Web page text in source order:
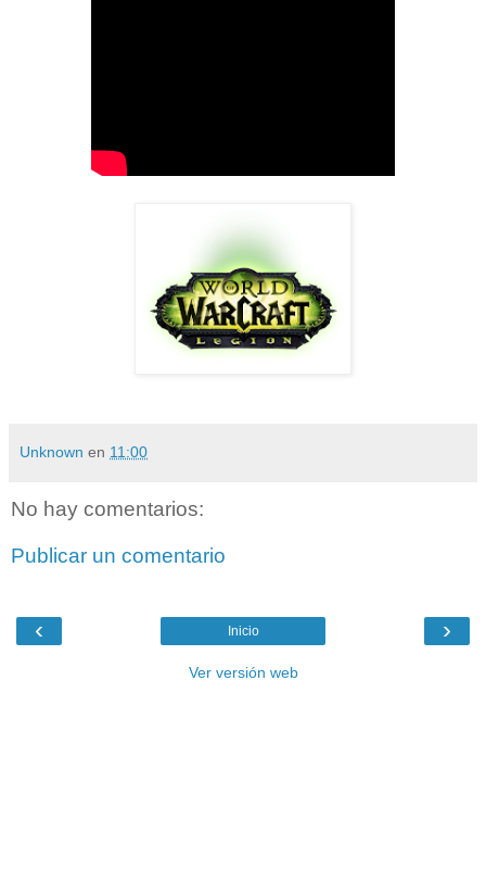
Unknown en 11:00
No hay comentarios:
Publicar un comentario
‹ ›
Inicio
Ver versión web